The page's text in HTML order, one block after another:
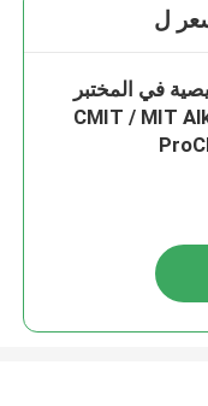
ل
في المختبر
CMIT / MIT